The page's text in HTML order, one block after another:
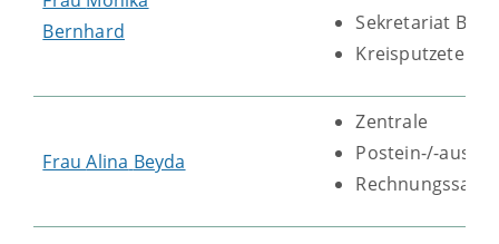
Bernhard
Sekretariat
Kreisputzete
FrauAlina Beyda
Zentrale
Postein-/-